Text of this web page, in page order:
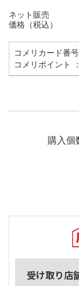
ネット販売
価格（税込）
コメリカード番
コメリポイント ：
購入個
受け取り店